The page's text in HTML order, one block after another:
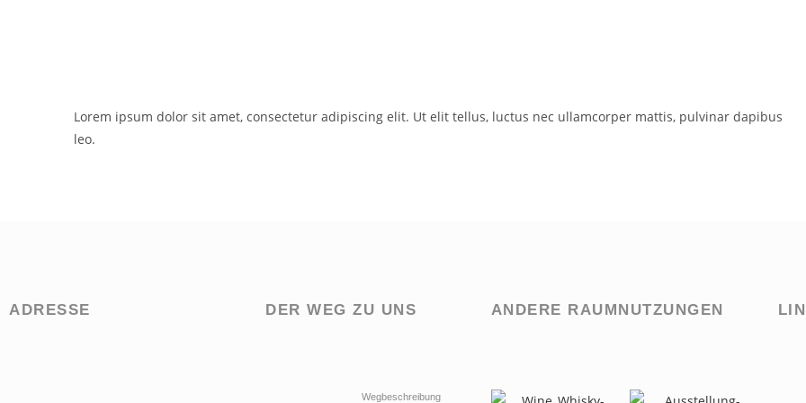
Lorem ipsum dolor sit amet, consectetur adipiscing elit. Ut elit tellus, luctus nec ullamcorper mattis, pulvinar dapibus
leo.
ADRESSE DER WEG ZU UNS
Wegbeschreibung
ANDERE RAUMNUTZUNGEN